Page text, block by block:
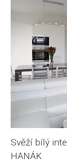
Svěží bílý
HANÁK